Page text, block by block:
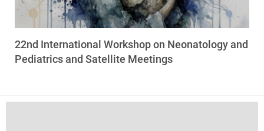
22nd International Workshop on Neonatology and
Pediatrics and Satellite Meetings